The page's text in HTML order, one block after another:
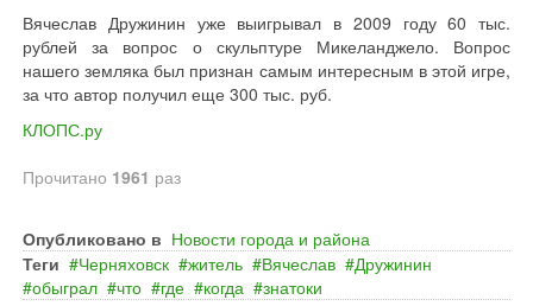
Вячеслав Дружинин уже выигрывал в 2009 году 60 тыс.
рублей за вопрос о скульптуре Микеланджело. Вопрос
нашего земляка был признан самым интересным в этой игре,
за что автор получил еще 300 тыс. руб.
КЛОПС.ру
Прочитано 1961 раз
Опубликовано в Новости города и района
Теги
Черняховск житель Вячеслав
Дружинин
обыграл
что где когда знатоки